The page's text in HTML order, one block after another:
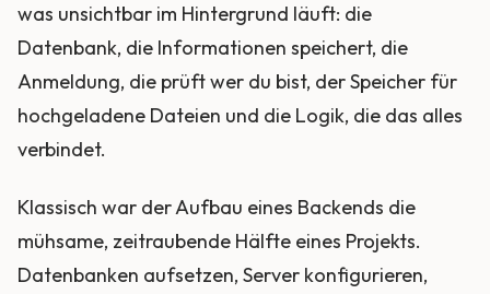
was unsichtbar im Hintergrund läuft: die
Datenbank, die Informationen speichert, die
Anmeldung, die prüft wer du bist, der Speicher für
hochgeladene Dateien und die Logik, die das alles
verbindet.
Klassisch war der Aufbau eines Backends die
mühsame, zeitraubende Hälfte eines Projekts.
Datenbanken aufsetzen, Server konfigurieren,